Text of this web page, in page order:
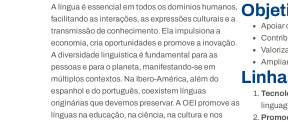
A língua é essencial em todos os domínios humanos,
facilitando as interações, as expressões culturais e a
transmissão de conhecimento. Ela impulsiona a
economia, cria oportunidades e promove a inovação.
A diversidade linguística é fundamental para as
pessoas e para o planeta, manifestando-se em
múltiplos contextos. Na Ibero-América, além do
espanhol e do português, coexistem línguas
originárias que devemos preservar. A OEI promove as
línguas na educação, na ciência, na cultura e nos
Apoiar